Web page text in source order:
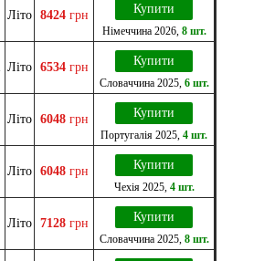
Літо 8424 грн Купити
Німеччина2026, 8 шт.
Літо 6534 грн Купити
Словаччина2025, 6 шт.
Літо 6048 грн Купити
Португалія 2025 4 шт.
Літо 6048 грн Купити
Чехія2025, 4 шт.
Літо 7128 грн Купити
Словаччина2025, 8 шт.